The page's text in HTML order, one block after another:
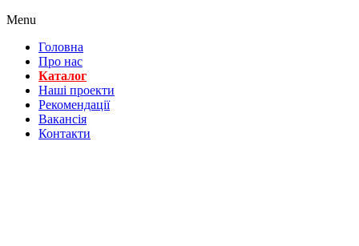
Menu
Головна
Про нас
Каталог
Нашi проекти
Рекомендації
Вакансiя
Контакти